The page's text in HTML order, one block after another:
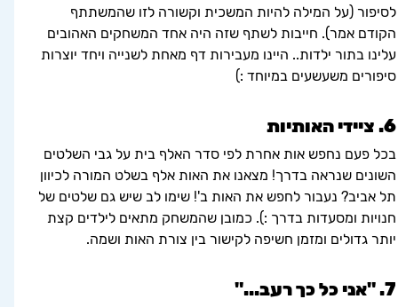
לסיפור (על המילה להיות המשכית וקשורה לזו שהמשתתף
הקודם אמר). חייבות לשתף שזה היה אחד המשחקים האהובים
עלינו בתור ילדות.. היינו מעבירות דף מאחת לשנייה ויחד יוצרות
סיפורים משעשעים במיוחד :)
6. ציידי האותיות
בכל פעם נחפש אות אחרת לפי סדר האלף בית על גבי השלטים
השונים שנראה בדרך! מצאנו את האות אלף בשלט המורה לכיוון
תל אביב? נעבור לחפש את האות ב'! שימו לב שיש גם שלטים של
חנויות ומסעדות בדרך :). כמובן שהמשחק מתאים לילדים קצת
יותר גדולים ומזמן חשיפה לקישור בין צורת האות ושמה.
7. "אני כל כך רעב..."